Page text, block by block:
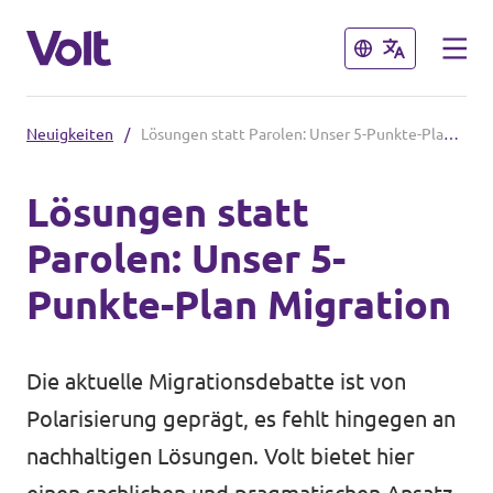
Schließen
Volt Leipzig
Volt Dresden
Volt Chemnitz
Volt in Deutschland
Volt Deutschland
Schließen
Programm
Über Volt
Menschen
Neuigkeiten
Neuigkeiten / Lösungen statt Parolen: Unser 5-Punkte-Plan Migration
Lösungen statt
Parolen: Unser 5-
Punkte-Plan Migration
Die aktuelle Migrationsdebatte ist von
Polarisierung geprägt, es fehlt hingegen an
nachhaltigen Lösungen. Volt bietet hier